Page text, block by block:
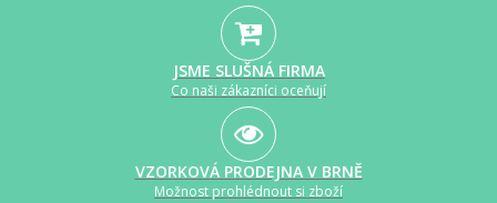
JSME SLUŠNÁ FIRMA
Co naši zákazníci oceňují
VZORKOVÁ PRODEJNA V BRNĚ
Možnost prohlédnout si zboží